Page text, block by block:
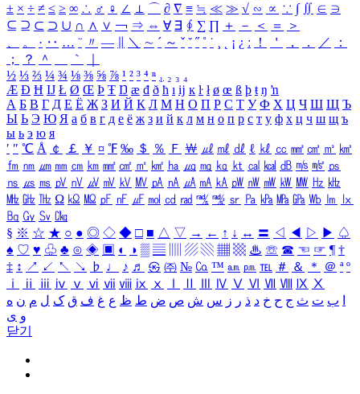
± × ÷ ≠ ≤ ≥ ∞ ∴ ♂ ♀ ∠ ⊥ ⌒ ∂ ∇ ≡ ≒ ≪ ≫ √ ∽ ∝ ∵ ∫ ∬ ∈ ∋
⊆ ⊇ ⊂ ⊃ ∪ ∩ ∧ ∨ ￢ ⇒ ⇔ ∀ ∃ ∮ ∑ ∏ ＋ － ＜ ＝
＞
、
。 · ‥ … ¨ 〃 ― ＼ ∼ ´ ～ ˇ ˘ ˝ ˚ ˙ ¸ ¡ ¿ ː ！ ＇ ， ． ／
：
；
？ ＾ ｀
½ ⅓ ⅔ ¼ ¾ ⅛ ⅜ ⅝ ⅞ ¹ ² ³ ⁴ ⁿ ₁ ₂ ₃ ₄
Æ Ð Ħ Ĳ Ł Ø Œ Þ Ŧ Ŋ æ đ ð ħ ı ĳ ĸ ŀ ł ø œ ß þ ŧ ŋ ŉ
А Б В Г Д Е Ё Ж З И Й К Л М Н О П Р С Т У Ф Х Ц Ч Ш Щ Ъ
Ы Ь Э Ю Я а б в г д е ё ж з и й к л м н о п р с т у ф х ц ч ш щ ъ
ы ь э ю я
′ ″ ℃ Å ￠ ￡ ￥ ¤ ℉ ‰ ＄ ％ Ｆ ￦ ㎕ ㎖ ㎗ ℓ ㎘ ㏄ ㎣ ㎤ ㎥ ㎦
㎙ ㎚ ㎛ ㎜ ㎝ ㎞ ㎟ ㎠ ㎡ ㎢ ㏊ ㎍ ㎎ ㎏ ㏏ ㎈ ㎉ ㏈ ㎧ ㎨ ㎰
㎱ ㎲ ㎳ ㎴ ㎵ ㎶ ㎷ ㎸ ㎹ ㎀ ㎁ ㎂ ㎃ ㎄ ㎺ ㎻ ㎽ ㎾ ㎿ ㎐ ㎑
㎒ ㎓ ㎔ Ω ㏀ ㏁ ㎊ ㎋ ㎌ ㏖ ㏅ ㎭ ㎮ ㎯ ㏛ ㎩ ㎪ ㎫ ㎬ ㏝ ㏐
㏓
㏃ ㏉ ㏜ ㏆
§ ※ ☆ ★ ○ ● ◎ ◇ ◆ □ ■ △ ▽ → ← ↑ ↓ ↔ 〓 ◁ ◀ ▷ ▶ ♤
♠ ♡ ♥ ♧ ♣ ⊙ ◈ ▣ ◐ ◑ ▒ ▤ ▨ ▧ ▦ ▩ ♨ ☏ ☎ ☜ ☞ ¶ †
‡ ↕ ↗ ↙ ↖ ↘ ♭ ♩ ♪ ♬ ㉿ ㈜ № ㏇ ™ ㏂ ㏘ ℡ ＃ ＆ ＊ ＠ ª º
ⅰ
ⅱ ⅲ ⅳ ⅴ ⅵ ⅶ ⅷ ⅸ ⅹ Ⅳ Ⅴ Ⅵ Ⅶ Ⅷ Ⅸ Ⅹ
ب ت ث ج ح خ د ذ ر ز س ش ص ض ط ظ ع غ ف ق ک ل م ن ه
و ی
닫기